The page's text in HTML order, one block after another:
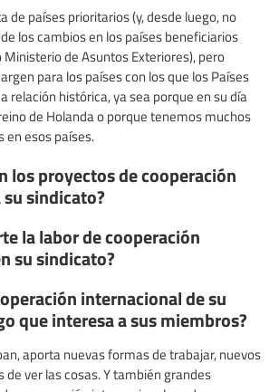
de países prioritarios (y, desde luego, no
los cambios en los países beneficiarios
de Asuntos Exteriores), pero
para los países con los que los Países
relación histórica, ya sea porque en su día
de Holanda o porque tenemos muchos
en esos países.
los proyectos de cooperación
sindicato?
la labor de cooperación
su sindicato?
internacional de su
que interesa a sus miembros?
aporta nuevas formas de trabajar, nuevos
ver las cosas. Y también grandes